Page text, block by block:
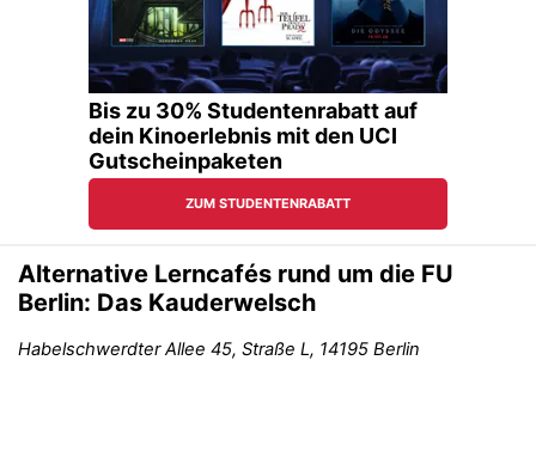
Alternative Lerncafés rund um die FU
Berlin: Das Kauderwelsch
Habelschwerdter Allee 45, Straße L, 14195 Berlin